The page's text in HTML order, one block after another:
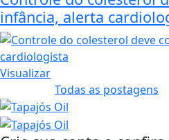
infância, alerta
Visualizar
Todas as postagens